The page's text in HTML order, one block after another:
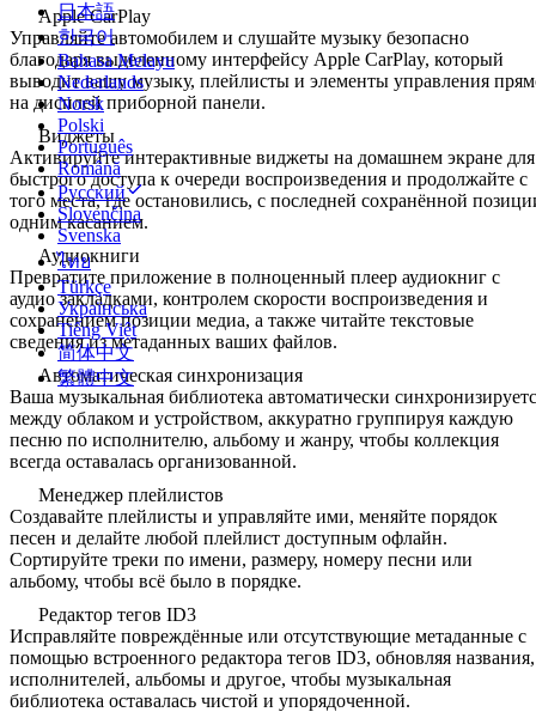
日本語
한국어
Bahasa Melayu
Nederlands
Norsk
Polski
Português
Română
Русский
Slovenčina
Svenska
ไทย
Türkçe
Українська
Tiếng Việt
简体中文
繁體中文
Apple CarPlay
Управляйте автомобилем и слушайте музыку безопасно
благодаря выделенному интерфейсу Apple CarPlay, который
выводит вашу музыку, плейлисты и элементы управления
на дисплей приборной панели.
Виджеты
Активируйте интерактивные виджеты на домашнем экране для
быстрого доступа к очереди воспроизведения и продолжайте с
того места, где остановились, с последней сохранённой
одним касанием.
Аудиокниги
Превратите приложение в полноценный плеер аудиокниг с
аудио закладками, контролем скорости воспроизведения и
сохранением позиции медиа, а также читайте текстовые
сведения из метаданных ваших файлов.
Автоматическая синхронизация
Ваша музыкальная библиотека автоматически
между облаком и устройством, аккуратно группируя каждую
песню по исполнителю, альбому и жанру, чтобы коллекция
всегда оставалась организованной.
Менеджер плейлистов
Создавайте плейлисты и управляйте ими, меняйте порядок
песен и делайте любой плейлист доступным офлайн.
Сортируйте треки по имени, размеру, номеру песни или
альбому, чтобы всё было в порядке.
Редактор тегов ID3
Исправляйте повреждённые или отсутствующие метаданные с
помощью встроенного редактора тегов ID3, обновляя названия,
исполнителей, альбомы и другое, чтобы музыкальная
библиотека оставалась чистой и упорядоченной.